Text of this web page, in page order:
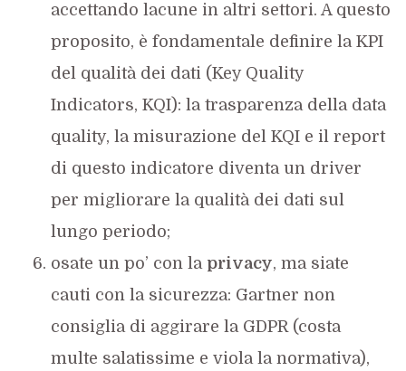
accettando lacune in altri settori. A questo
proposito, è fondamentale definire la KPI
del qualità dei dati (Key Quality
Indicators, KQI): la trasparenza della data
quality, la misurazione del KQI e il report
di questo indicatore diventa un driver
per migliorare la qualità dei dati sul
lungo periodo;
osate un po’ con la privacy, ma siate
cauti con la sicurezza: Gartner non
consiglia di aggirare la GDPR (costa
multe salatissime e viola la normativa),